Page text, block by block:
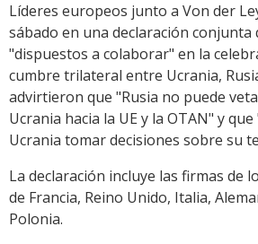
Líderes europeos junto a Von der
sábado en una declaración conjunta
"dispuestos a colaborar" en la
cumbre trilateral entre Ucrania,
advirtieron que "Rusia no puede
Ucrania hacia la UE y la OTAN" y
Ucrania tomar decisiones sobre su
La declaración incluye las firmas de
de Francia, Reino Unido, Italia,
Polonia.